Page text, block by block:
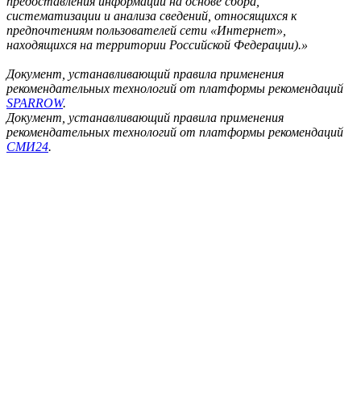
систематизации и анализа сведений, относящихся к
предпочтениям пользователей сети «Интернет»,
находящихся на территории Российской Федерации).»
Документ, устанавливающий правила применения
рекомендательных технологий от платформы рекомендаций
SPARROW.
Документ, устанавливающий правила применения
рекомендательных технологий от платформы рекомендаций
СМИ24.